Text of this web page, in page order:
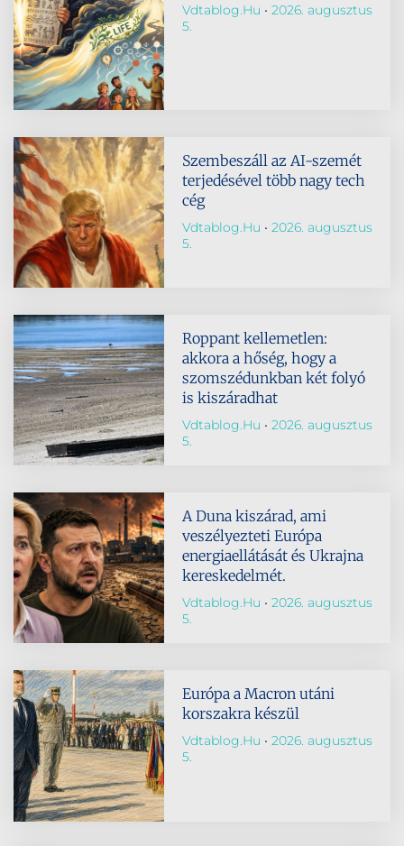
Vdtablog.hu
2026. augusztus
5.
Szembeszáll az AI-szemét
terjedésével több nagy tech
cég
Vdtablog.hu
2026. augusztus
5.
Roppant kellemetlen:
akkora a hőség, hogy a
szomszédunkban két folyó
is kiszáradhat
Vdtablog.hu
2026. augusztus
5.
A Duna kiszárad, ami
veszélyezteti Európa
energiaellátását és Ukrajna
kereskedelmét.
Vdtablog.hu
2026. augusztus
5.
Európa a Macron utáni
korszakra készül
Vdtablog.hu
2026. augusztus
5.